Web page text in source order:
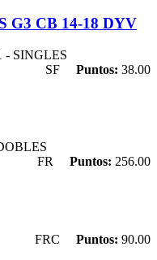
G3 CB 14-18 DYV
- SINGLES
SF
Puntos: 38.00
FR
Puntos: 256.00
FRC Puntos: 90.00